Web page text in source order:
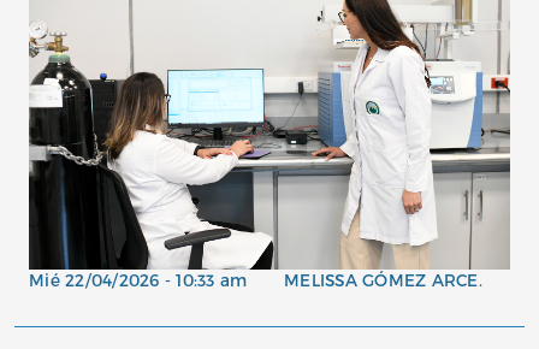
Mié 22/04/2026 - 10:33 am MELISSA GÓMEZ ARCE.